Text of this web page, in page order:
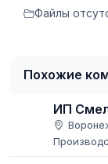
Файлы
Похожие
ИП